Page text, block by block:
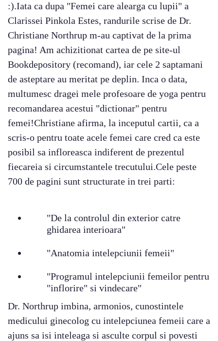
:).Iata ca dupa "Femei care alearga cu lupii" a
Clarissei Pinkola Estes, randurile scrise de Dr.
Christiane Northrup m-au captivat de la prima
pagina! Am achizitionat cartea de pe site-ul
Bookdepository (recomand), iar cele 2 saptamani
de asteptare au meritat pe deplin. Inca o data,
multumesc dragei mele profesoare de yoga pentru
recomandarea acestui "dictionar" pentru
femei!Christiane afirma, la inceputul cartii, ca a
scris-o pentru toate acele femei care cred ca este
posibil sa infloreasca indiferent de prezentul
fiecareia si circumstantele trecutului.Cele peste
700 de pagini sunt structurate in trei parti:
"De la controlul din exterior catre
ghidarea interioara"
"Anatomia intelepciunii femeii"
"Programul intelepciunii femeilor pentru
"inflorire" si vindecare"
Dr. Northrup imbina, armonios, cunostintele
medicului ginecolog cu intelepciunea femeii care a
ajuns sa isi inteleaga si asculte corpul si povesti